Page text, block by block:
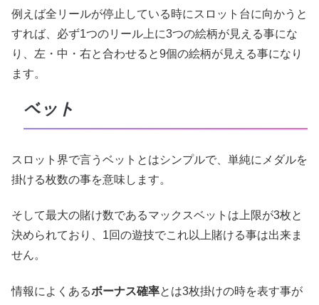
例えば全リールが停止している時にスロット台に向かうと
すれば、必ず1つのリール上に3つの絵柄が見える事にな
り、左・中・右と合わせると9個の絵柄が見える事になり
ます。
ベット
スロット界で言うベットとはシンプルで、単純にメダルを
掛ける枚数の事を意味します。
そして最大の賭け数であるマックスベットは上限が3枚と
決められており、1回の遊技でこれ以上賭ける事は出来ま
せん。
情報によくあるボーナス確率とは3枚掛けの時を表す事が